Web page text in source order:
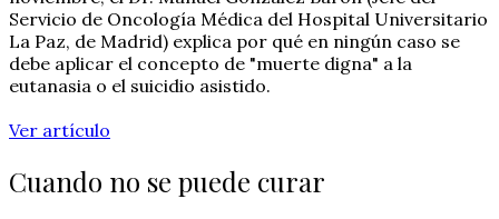
Servicio de Oncología Médica del Hospital Universitario
La Paz, de Madrid) explica por qué en ningún caso se
debe aplicar el concepto de "muerte digna" a la
eutanasia o el suicidio asistido.
Ver artículo
Cuando no se puede curar